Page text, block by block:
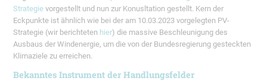
Strategie vorgestellt und nun zur Konusltation gestellt. Kern der
Eckpunkte ist ähnlich wie bei der am 10.03.2023 vorgelegten PV-
Strategie (wir berichteten hier) die massive Beschleunigung des
Ausbaus der Windenergie, um die von der Bundesregierung gesteckten
Klimaziele zu erreichen.
Bekanntes Instrument der Handlungsfelder